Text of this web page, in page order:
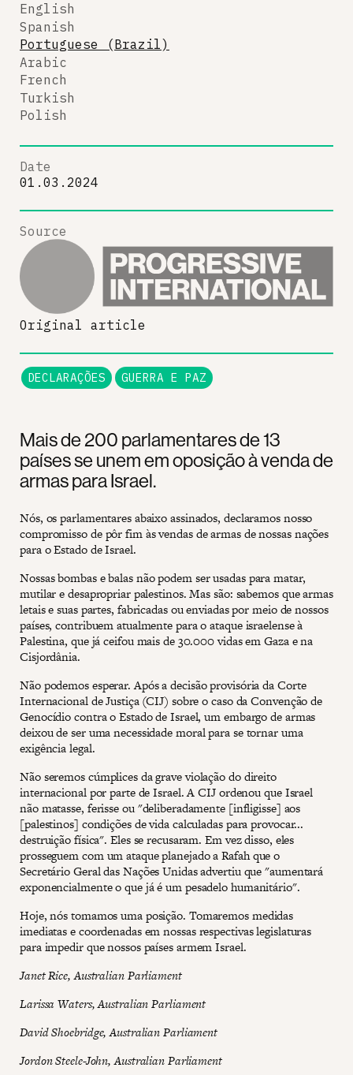
Mais de 200 parlamentares de 13
países se unem em oposição à venda de
armas para Israel.
Nós, os parlamentares abaixo assinados, declaramos nosso
compromisso de pôr fim às vendas de armas de nossas nações
para o Estado de Israel.
Nossas bombas e balas não podem ser usadas para matar,
mutilar e desapropriar palestinos. Mas são: sabemos que armas
letais e suas partes, fabricadas ou enviadas por meio de nossos
países, contribuem atualmente para o ataque israelense à
Palestina, que já ceifou mais de 30.000 vidas em Gaza e na
Cisjordânia.
Não podemos esperar. Após a decisão provisória da Corte
Internacional de Justiça (CIJ) sobre o caso da Convenção de
Genocídio contra o Estado de Israel, um embargo de armas
deixou de ser uma necessidade moral para se tornar uma
exigência legal.
Não seremos cúmplices da grave violação do direito
internacional por parte de Israel. A CIJ ordenou que Israel
não matasse, ferisse ou "deliberadamente [infligisse] aos
[palestinos] condições de vida calculadas para provocar...
destruição física". Eles se recusaram. Em vez disso, eles
prosseguem com um ataque planejado a Rafah que o
Secretário Geral das Nações Unidas advertiu que "aumentará
exponencialmente o que já é um pesadelo humanitário".
Hoje, nós tomamos uma posição. Tomaremos medidas
imediatas e coordenadas em nossas respectivas legislaturas
para impedir que nossos países armem Israel.
Janet Rice, Australian Parliament
Larissa Waters, Australian Parliament
David Shoebridge, Australian Parliament
Jordon Steele-John, Australian Parliament
English
Spanish
Portuguese (Brazil)
Arabic
French
Turkish
Polish
Date
01.03.2024
Source
Original article
DECLARAÇÕES GUERRA E PAZ